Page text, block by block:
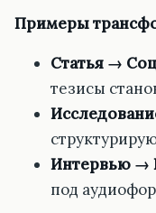
Примеры
Статья →
тезисы
Интервью →
под